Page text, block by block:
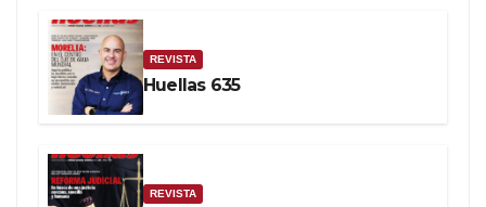
REVISTA
Huellas 635
REVISTA